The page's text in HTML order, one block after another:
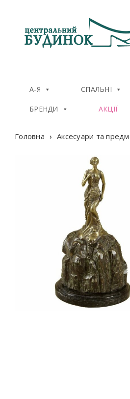
А-Я СПАЛЬНІ
БРЕНДИ АКЦІЇ
Головна › Аксесуари та